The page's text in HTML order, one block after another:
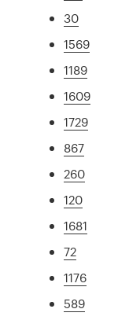
30
1569
1189
1609
1729
867
260
120
1681
72
1176
589